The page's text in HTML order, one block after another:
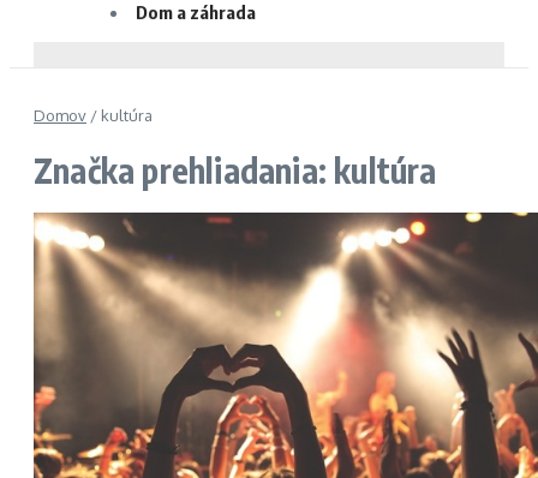
Dom a záhrada
Domov / kultúra
Značka prehliadania: kultúra